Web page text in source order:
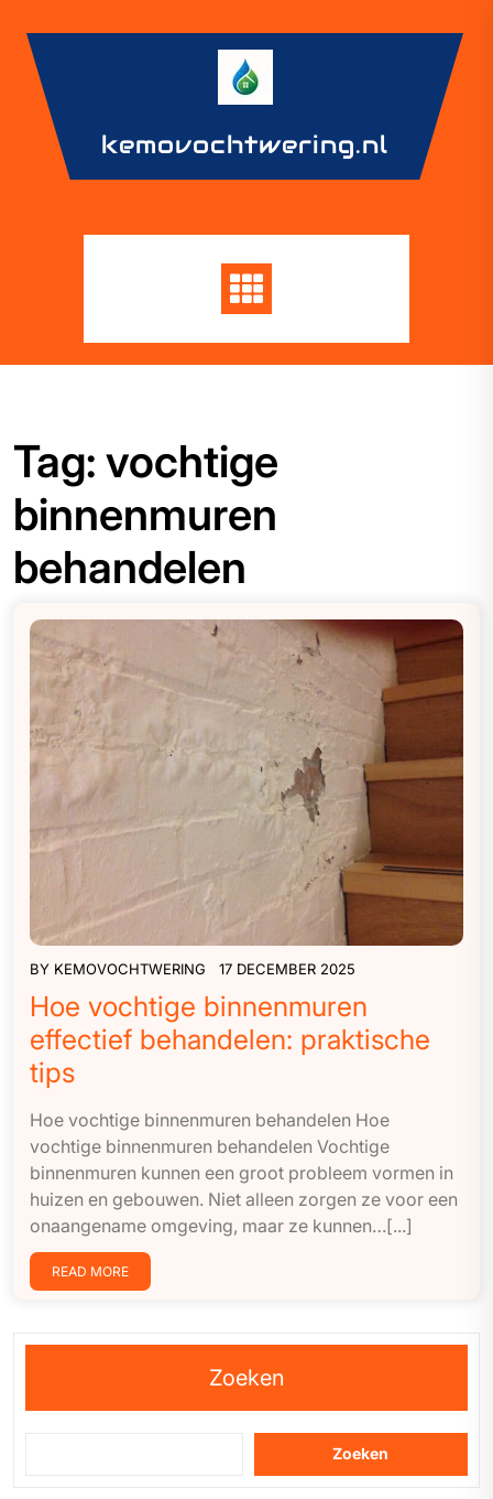
content
kemovochtwering.nl
Tag: vochtige
binnenmuren
behandelen
BY KEMOVOCHTWERING 17 DECEMBER 2025
Hoe vochtige binnenmuren
effectief behandelen: praktische
tips
Hoe vochtige binnenmuren behandelen Hoe
vochtige binnenmuren behandelen Vochtige
binnenmuren kunnen een groot probleem vormen in
huizen en gebouwen. Niet alleen zorgen ze voor een
onaangename omgeving, maar ze kunnen…[...]
READ MORE
Zoeken
Zoeken